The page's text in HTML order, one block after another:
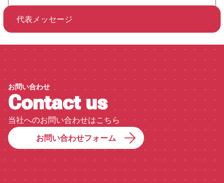
代表メッセージ
お問い合わせ
Contact us
当社へのお問い合わせはこちら
お問い合わせフォーム